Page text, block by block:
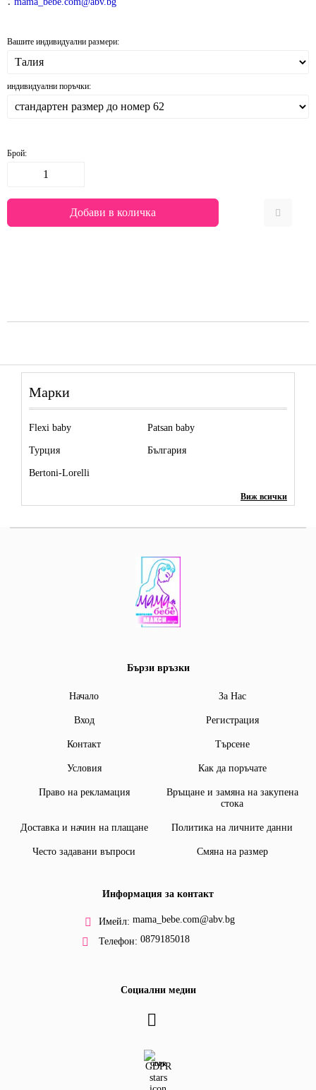
Вашите индивидуални размери:
индивидуални поръчки:
Брой:
Марки
Flexi baby Patsan baby
Турция България
Bertoni-Lorelli
Виж всички
Бързи връзки
Начало За Нас
Вход Регистрация
Контакт Търсене
Условия Как да поръчате
Право на рекламация
Връщане и замяна на закупена
стока
Доставка и начин на плащане Политика на личните данни
Често задавани въпроси Смяна на размер
Информация за контакт
Имейл: mama_bebe.com@abv.bg
Телефон: 0879185018
Социални медии
GDPR